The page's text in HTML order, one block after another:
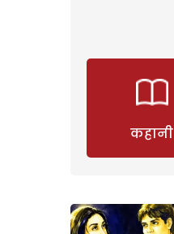
कहानी